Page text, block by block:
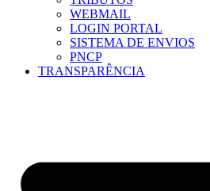
WEBMAIL
LOGIN PORTAL
SISTEMA DE ENVIOS
PNCP
TRANSPARÊNCIA